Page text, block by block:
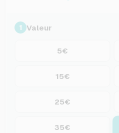
1 Valeur
5€
15€
25€
35€